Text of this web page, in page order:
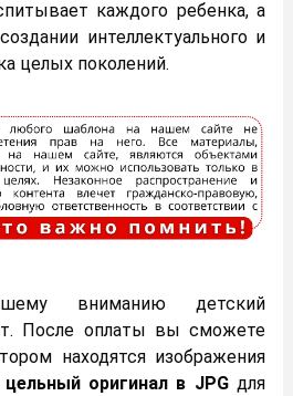
каждого ребенка, а
интеллектуального и
целых поколений.
вниманию детский
После оплаты вы сможете
находятся изображения
цельный оригинал в JPGдля